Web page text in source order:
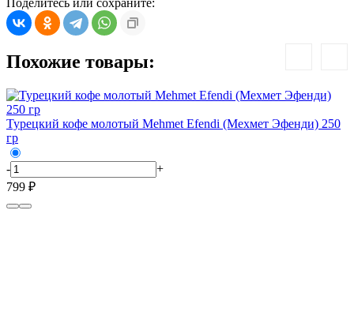
Поделитесь или сохраните:
Похожие товары:
Турецкий кофе молотый Mehmet Efendi (Мехмет Эфенди) 250
гр
-
+
799 ₽